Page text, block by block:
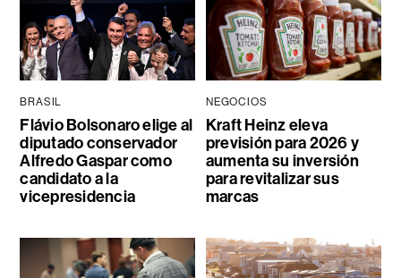
BRASIL
Flávio Bolsonaro elige al
diputado conservador
Alfredo Gaspar como
candidato a la
vicepresidencia
NEGOCIOS
Kraft Heinz eleva
previsión para 2026 y
aumenta su inversión
para revitalizar sus
marcas